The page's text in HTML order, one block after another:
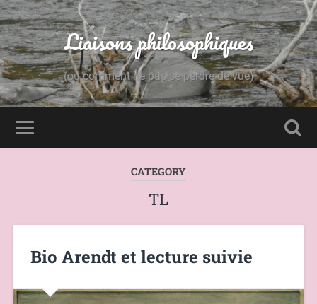
Liaisons philosophiques
(ou comment ne pas se perdre de vue)
CATEGORY
TL
Bio Arendt et lecture suivie